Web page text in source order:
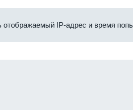
IP-адрес и время